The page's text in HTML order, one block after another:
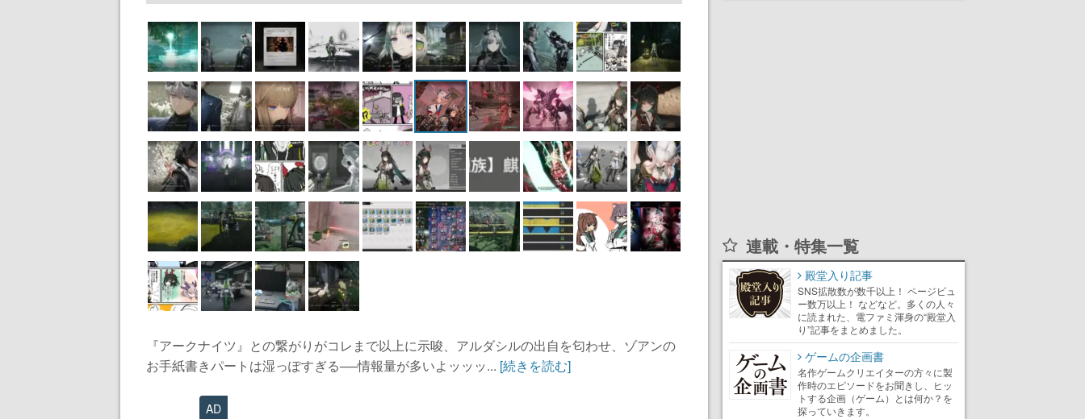
『アークナイツ』との繋がりがコレまで以上に示唆、アルダシルの出自を匂わせ、ゾアンの
お手紙書きパートは湿っぽすぎる──情報量が多いよッッッ... [続きを読む]
AD
連載・特集一覧
殿堂入り記事
SNS拡散数が数千以上！ ページビュ
ー数万以上！ などなど。多くの人々
に読まれた、電ファミ渾身の“殿堂入
り”記事をまとめました。
ゲームの企画書
名作ゲームクリエイターの方々に製
作時のエピソードをお聞きし、ヒッ
トする企画（ゲーム）とは何か？を
探っていきます。